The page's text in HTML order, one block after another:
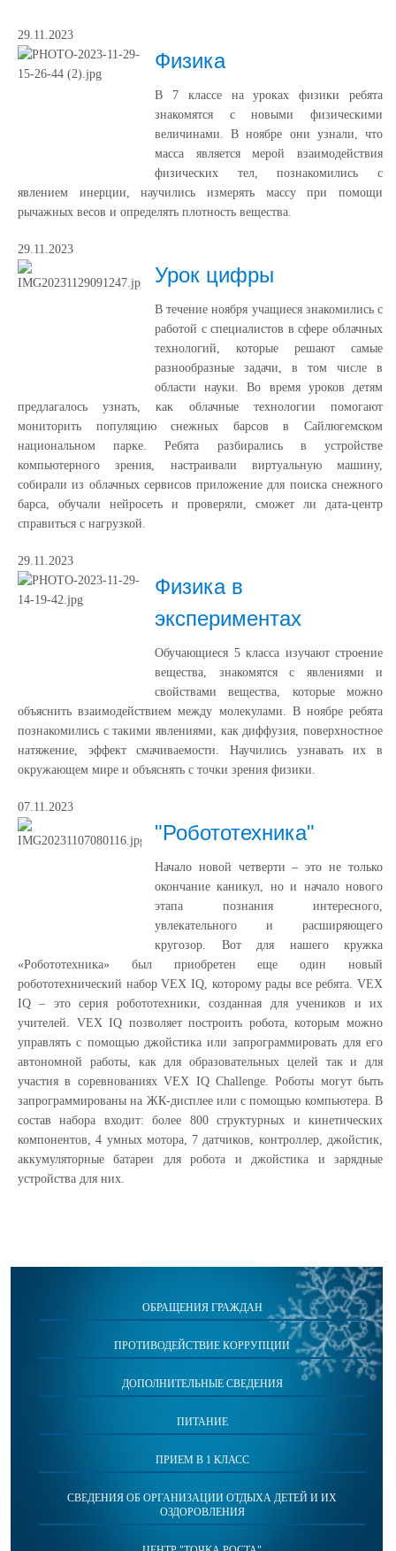
29.11.2023
Физика
В 7 классе на уроках физики ребята
знакомятся с новыми физическими
величинами. В ноябре они узнали, что
масса является мерой взаимодействия
физических тел, познакомились с
явлением инерции, научились измерять массу при помощи
рычажных весов и определять плотность вещества.
29.11.2023
Урок цифры
В течение ноября учащиеся знакомились с
работой с специалистов в сфере облачных
технологий, которые решают самые
разнообразные задачи, в том числе в
области науки. Во время уроков детям
предлагалось узнать, как облачные технологии помогают
мониторить популяцию снежных барсов в Сайлюгемском
национальном парке. Ребята разбирались в устройстве
компьютерного зрения, настраивали виртуальную машину,
собирали из облачных сервисов приложение для поиска снежного
барса, обучали нейросеть и проверяли, сможет ли дата-центр
справиться с нагрузкой.
29.11.2023
Физика в
экспериментах
Обучающиеся 5 класса изучают строение
вещества, знакомятся с явлениями и
свойствами вещества, которые можно
объяснить взаимодействием между молекулами. В ноябре ребята
познакомились с такими явлениями, как диффузия, поверхностное
натяжение, эффект смачиваемости. Научились узнавать их в
окружающем мире и объяснять с точки зрения физики.
07.11.2023
"Робототехника"
Начало новой четверти – это не только
окончание каникул, но и начало нового
этапа познания интересного,
увлекательного и расширяющего
кругозор. Вот для нашего кружка
«Робототехника» был приобретен еще один новый
робототехнический набор VEX IQ, которому рады все ребята. VEX
IQ – это серия робототехники, созданная для учеников и их
учителей. VEX IQ позволяет построить робота, которым можно
управлять с помощью джойстика или запрограммировать для его
автономной работы, как для образовательных целей так и для
участия в соревнованиях VEX IQ Challenge. Роботы могут быть
запрограммированы на ЖК-дисплее или с помощью компьютера. В
состав набора входит: более 800 структурных и кинетических
компонентов, 4 умных мотора, 7 датчиков, контроллер, джойстик,
аккумуляторные батареи для робота и джойстика и зарядные
устройства для них.
ОБРАЩЕНИЯ ГРАЖДАН
ПРОТИВОДЕЙСТВИЕ КОРРУПЦИИ
ДОПОЛНИТЕЛЬНЫЕ СВЕДЕНИЯ
ПИТАНИЕ
ПРИЕМ В 1 КЛАСС
СВЕДЕНИЯ ОБ ОРГАНИЗАЦИИ ОТДЫХА ДЕТЕЙ И ИХ
ОЗДОРОВЛЕНИЯ